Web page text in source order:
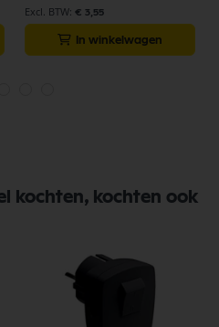
€ 3,55
In winkelwagen
kochten, kochten ook